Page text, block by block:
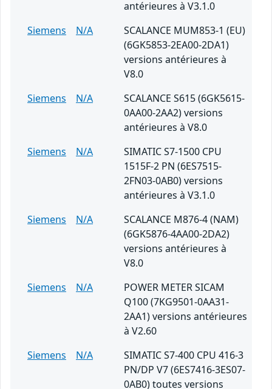
antérieures à V3.1.0
Siemens
N/A
SCALANCE MUM853-1 (EU)
(6GK5853-2EA00-2DA1)
versions antérieures à
V8.0
Siemens
N/A
SCALANCE S615 (6GK5615-
0AA00-2AA2) versions
antérieures à V8.0
Siemens
N/A
SIMATIC S7-1500 CPU
1515F-2 PN (6ES7515-
2FN03-0AB0) versions
antérieures à V3.1.0
Siemens
N/A
SCALANCE M876-4 (NAM)
(6GK5876-4AA00-2DA2)
versions antérieures à
V8.0
Siemens
N/A
POWER METER SICAM
Q100 (7KG9501-0AA31-
2AA1) versions antérieures
à V2.60
Siemens
N/A
SIMATIC S7-400 CPU 416-3
PN/DP V7 (6ES7416-3ES07-
0AB0) toutes versions